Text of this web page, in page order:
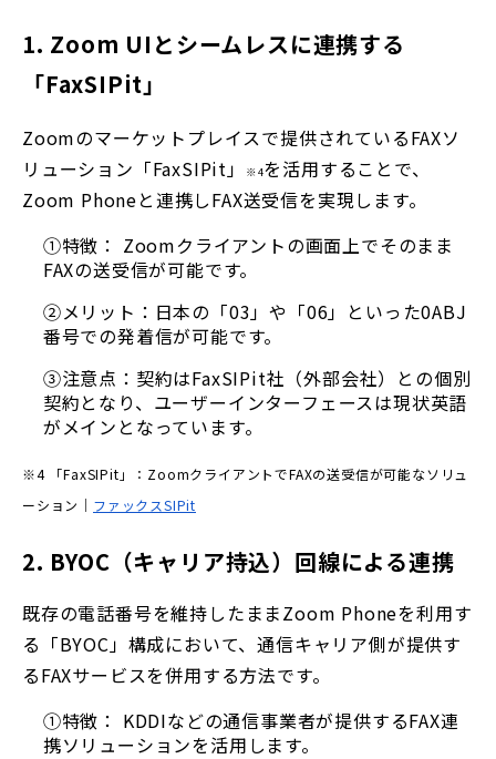
1. Zoom UIとシームレスに連携する
「FaxSIPit」
Zoomのマーケットプレイスで提供されているFAXソ
リューション「FaxSIPit」
※4を活用することで、
Zoom Phoneと連携しFAX送受信を実現します。
①特徴： Zoomクライアントの画面上でそのまま
FAXの送受信が可能です。
②メリット：日本の「03」や「06」といった0ABJ
番号での発着信が可能です。
③注意点：契約はFaxSIPit社（外部会社）との個別
契約となり、ユーザーインターフェースは現状英語
がメインとなっています。
※4 「FaxSIPit」：ZoomクライアントでFAXの送受信が可能なソリュ
ーション｜ ファックスSIPit
2. BYOC（キャリア持込）回線による連携
既存の電話番号を維持したままZoom Phoneを利用す
る「BYOC」構成において、通信キャリア側が提供す
るFAXサービスを併用する方法です。
①特徴： KDDIなどの通信事業者が提供するFAX連
携ソリューションを活用します。